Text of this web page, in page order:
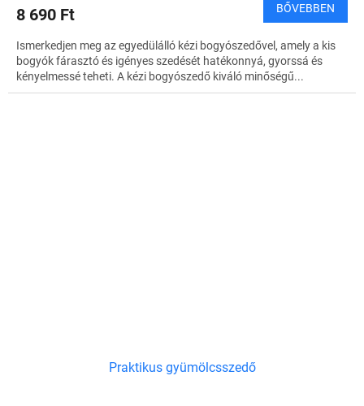
8 690 Ft BŐVEBBEN
Ismerkedjen meg az egyedülálló kézi bogyószedővel, amely a kis
bogyók fárasztó és igényes szedését hatékonnyá, gyorssá és
kényelmessé teheti. A kézi bogyószedő kiváló minőségű...
Praktikus gyümölcsszedő